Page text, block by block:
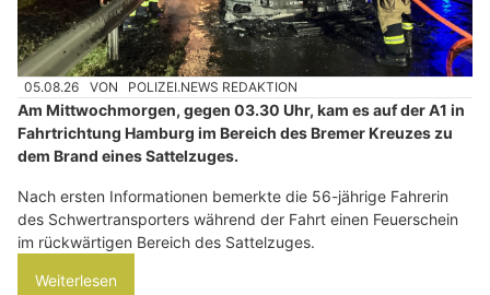
05.08.26 VON POLIZEI.NEWS REDAKTION
Am Mittwochmorgen, gegen 03.30 Uhr, kam es auf der A1 in
Fahrtrichtung Hamburg im Bereich des Bremer Kreuzes zu
dem Brand eines Sattelzuges.
Nach ersten Informationen bemerkte die 56-jährige Fahrerin
des Schwertransporters während der Fahrt einen Feuerschein
im rückwärtigen Bereich des Sattelzuges.
Weiterlesen